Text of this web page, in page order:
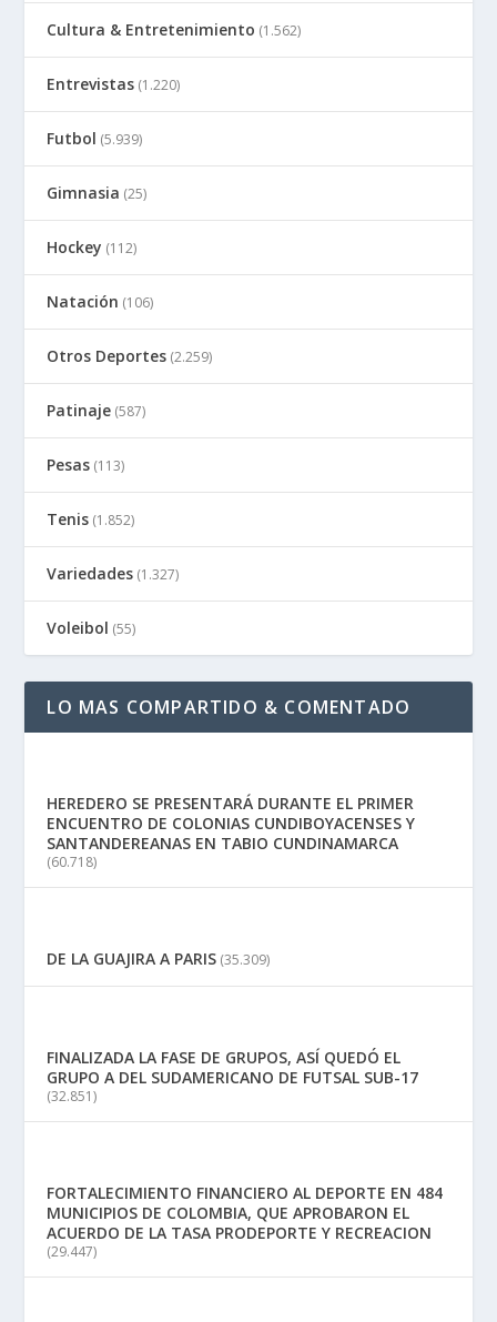
Cultura & Entretenimiento (1.562)
Entrevistas (1.220)
Futbol (5.939)
Gimnasia (25)
Hockey (112)
Natación (106)
Otros Deportes (2.259)
Patinaje (587)
Pesas (113)
Tenis (1.852)
Variedades (1.327)
Voleibol (55)
LO MAS COMPARTIDO & COMENTADO
HEREDERO SE PRESENTARÁ DURANTE EL PRIMER
ENCUENTRO DE COLONIAS CUNDIBOYACENSES Y
SANTANDEREANAS EN TABIO CUNDINAMARCA
(60.718)
DE LA GUAJIRA A PARIS (35.309)
FINALIZADA LA FASE DE GRUPOS, ASÍ QUEDÓ EL
GRUPO A DEL SUDAMERICANO DE FUTSAL SUB-17
(32.851)
FORTALECIMIENTO FINANCIERO AL DEPORTE EN 484
MUNICIPIOS DE COLOMBIA, QUE APROBARON EL
ACUERDO DE LA TASA PRODEPORTE Y RECREACION
(29.447)